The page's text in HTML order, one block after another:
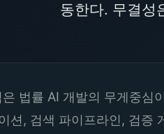
동한다. 무결성
법률 AI 개발의 무게중심
션, 검색 파이프라인, 검증